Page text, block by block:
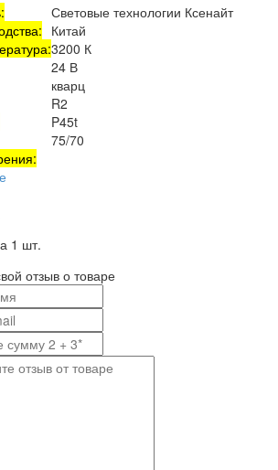
Световые технологии Ксенайт
Китай
3200 К
24 В
кварц
R2
P45t
75/70
1 шт.
отзыв о товаре